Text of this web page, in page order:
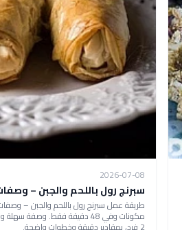
2026-07-08
سبرنج رول باللحم والجبن –
مكونات وفي 48 دقيقة فقط.